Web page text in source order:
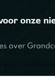
onze
over